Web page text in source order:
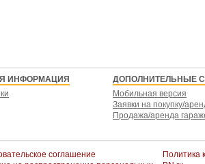
ИНФОРМАЦИЯ
ДОПОЛНИТЕЛЬНЫЕ
Мобильная версия
Заявки на покупку/
Продажа/аренда
соглашение
Политика